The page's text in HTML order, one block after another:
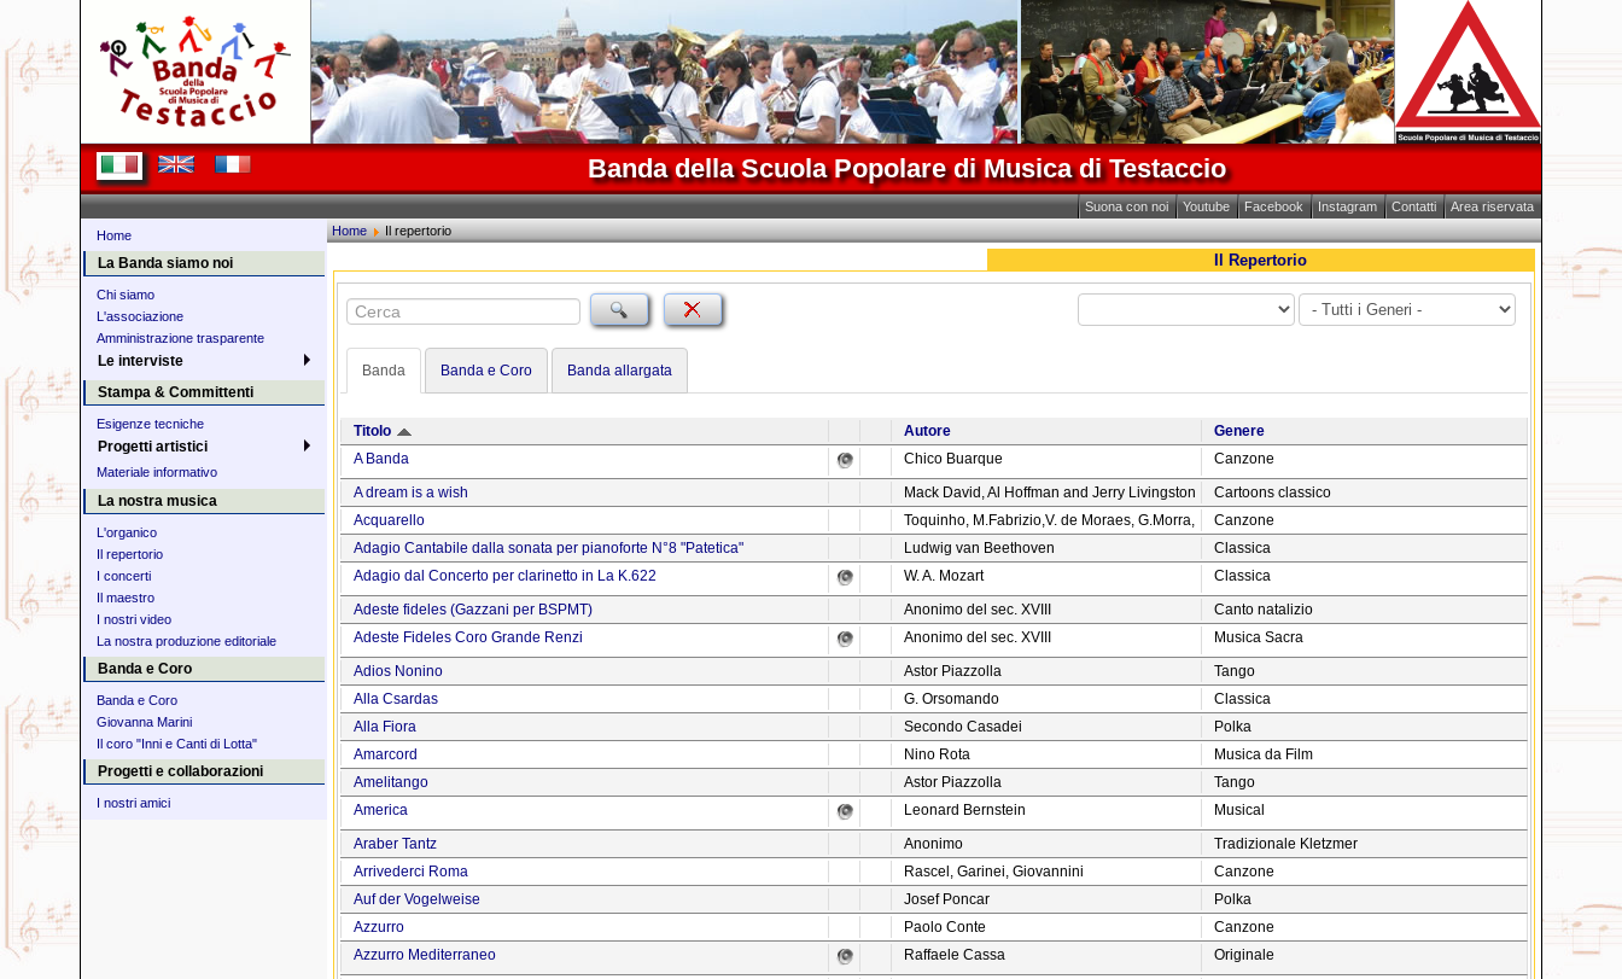
Banda della Scuola Popolare di Musica di Testaccio
Suona con noi Youtube Facebook Instagram Contatti
Area riservata
Home
La Banda siamo noi
Chi siamo
L'associazione
Amministrazione trasparente
Le interviste
Stampa & Committenti
Esigenze tecniche
Progetti artistici
Materiale informativo
La nostra musica
L'organico
Il repertorio
I concerti
Il maestro
I nostri video
La nostra produzione editoriale
Banda e Coro
Banda e Coro
Giovanna Marini
Il coro "Inni e Canti di Lotta"
Progetti e collaborazioni
I nostri amici
Home Il repertorio
Il Repertorio
Banda Banda e Coro Banda allargata
Titolo Autore
Genere
A Banda
Chico Buarque
Canzone
A dream is a wish
Mack David, Al Hoffman and Jerry Livingston
Cartoons classico
Acquarello
Toquinho, M.Fabrizio,V. de Moraes, G.Morra,
Canzone
Adagio Cantabile dalla sonata per pianoforte N°8 "Patetica"
Ludwig van Beethoven
Classica
Adagio dal Concerto per clarinetto in La K.622
W. A. Mozart
Classica
Adeste fideles (Gazzani per BSPMT)
Anonimo del sec. XVIII
Canto natalizio
Adeste Fideles Coro Grande Renzi
Anonimo del sec. XVIII
Musica Sacra
Adios Nonino
Astor Piazzolla
Tango
Alla Csardas
G. Orsomando
Classica
Alla Fiora
Secondo Casadei
Polka
Amarcord
Nino Rota
Musica da Film
Amelitango
Astor Piazzolla
Tango
America
Leonard Bernstein
Musical
Araber Tantz
Anonimo
Tradizionale Kletzmer
Arrivederci Roma
Rascel, Garinei, Giovannini
Canzone
Auf der Vogelweise
Josef Poncar
Polka
Azzurro
Paolo Conte
Canzone
Azzurro Mediterraneo
Raffaele Cassa
Originale